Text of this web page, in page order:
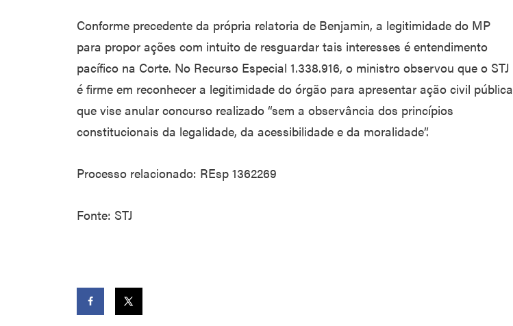
Conforme precedente da própria relatoria de Benjamin, a legitimidade do MP
para propor ações com intuito de resguardar tais interesses é entendimento
pacífico na Corte. No Recurso Especial 1.338.916, o ministro observou que o STJ
é firme em reconhecer a legitimidade do órgão para apresentar ação civil pública
que vise anular concurso realizado “sem a observância dos princípios
constitucionais da legalidade, da acessibilidade e da moralidade”.
Processo relacionado: REsp 1362269
Fonte: STJ